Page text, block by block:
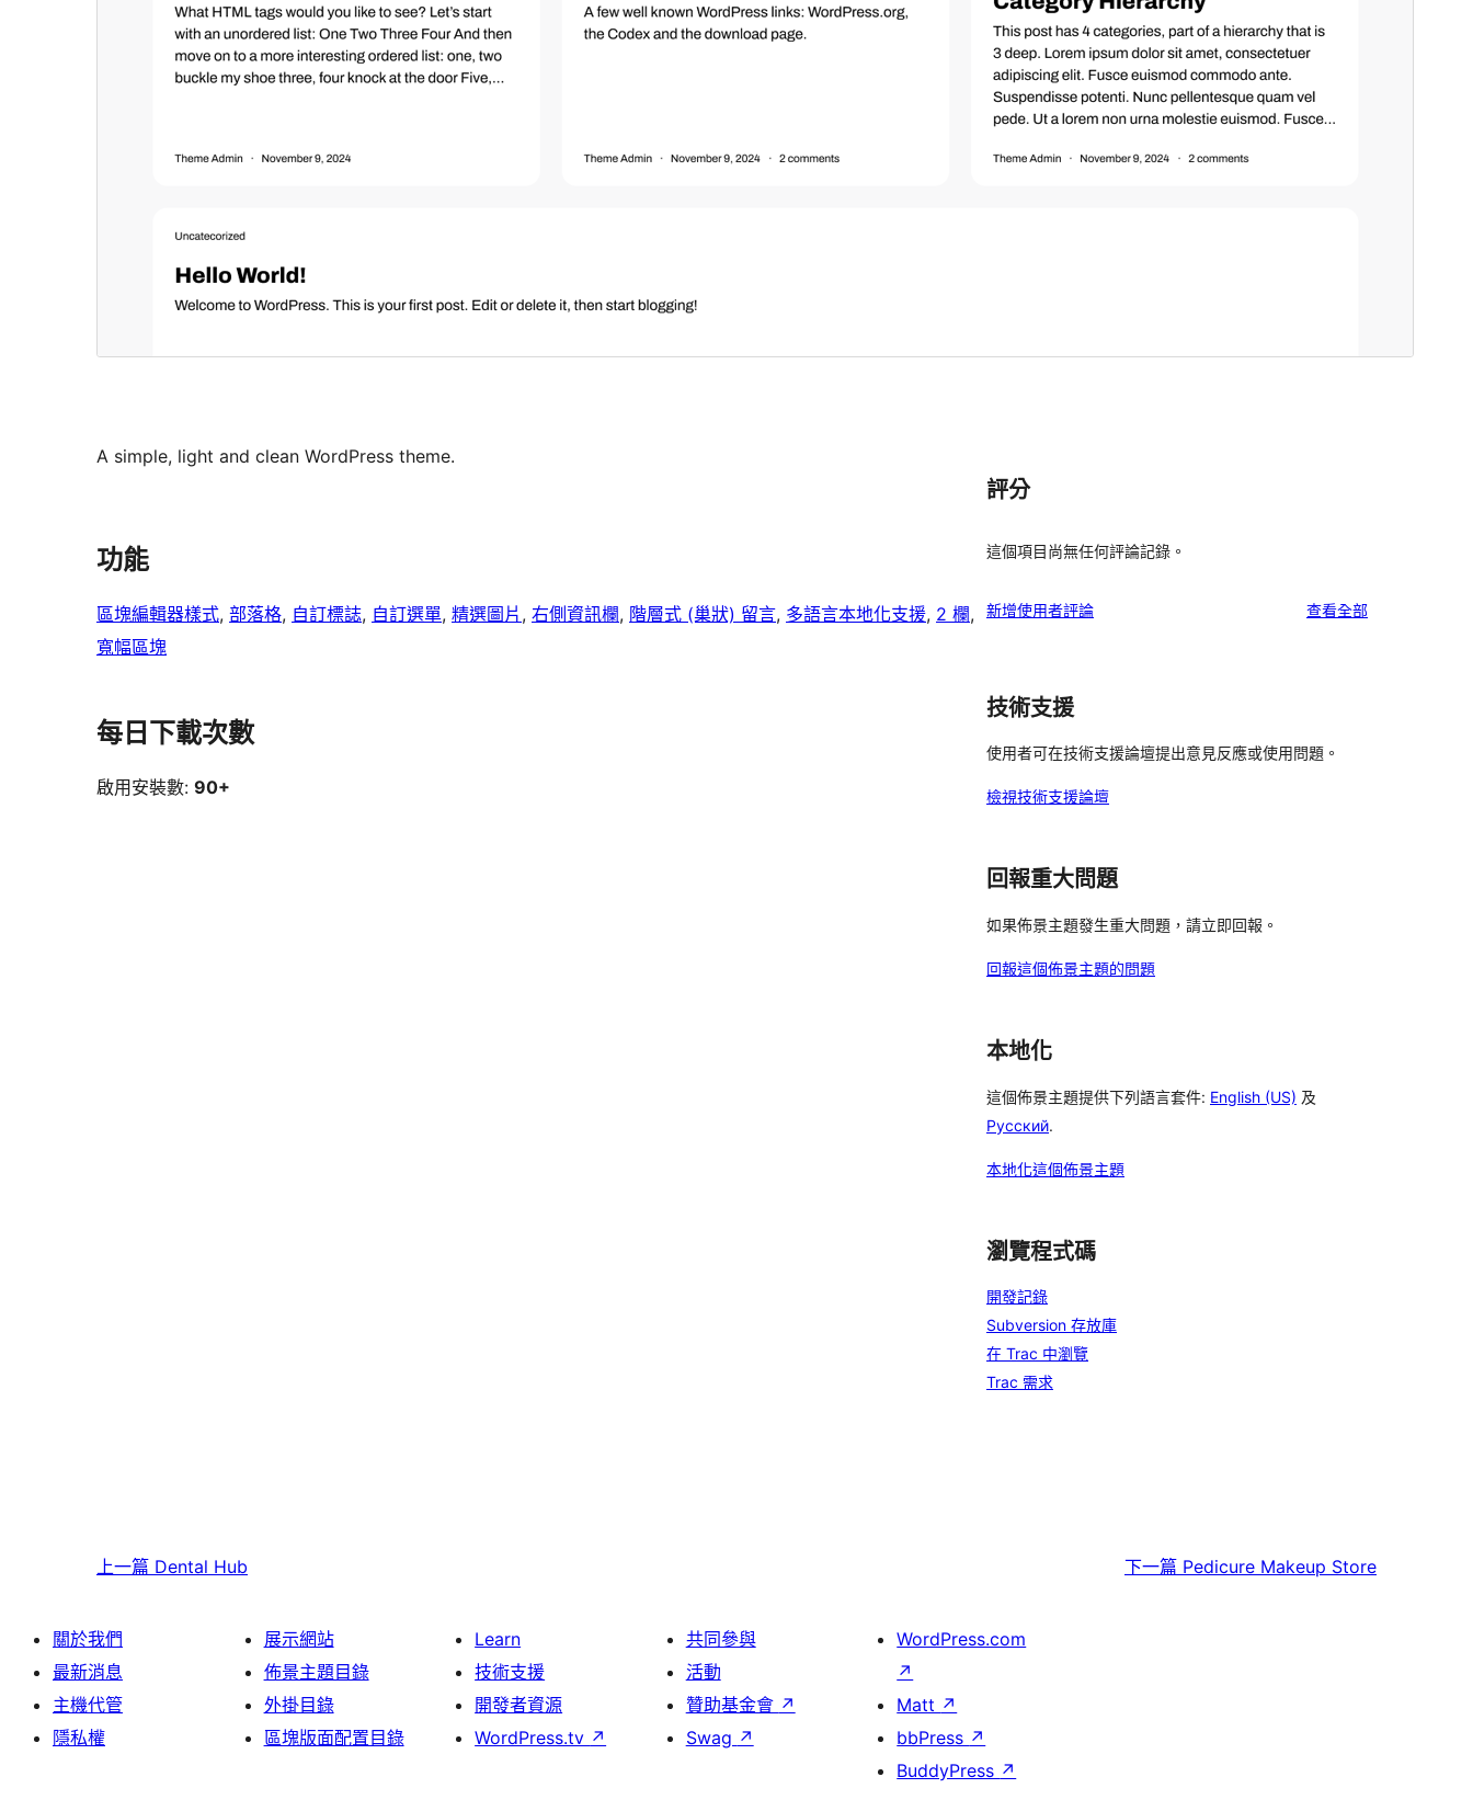
A simple, light and clean WordPress theme.
功能
區塊編輯器樣式, 部落格, 自訂標誌, 自訂選單, 精選圖片 , 右側資訊欄, 階層式 (巢狀) 留言, 多語言本地化支援, 2 欄
寬幅區塊
每日下載次數
啟用安裝數: 90+
評分
這個項目尚無任何評論記錄。
新增使用者評論 查看全部使
技術支援
使用者可在技術支援論壇提出意見反應或使用問題。
檢視技術支援論壇
回報重大問題
如果佈景主題發生重大問題，請立即回報。
回報這個佈景主題的問題
本地化
這個佈景主題提供下列語言套件: English (US) 及
Русский.
本地化這個佈景主題
瀏覽程式碼
開發記錄
Subversion 存放庫
在 Trac 中瀏覽
Trac 需求
上一篇 Dental Hub 下一篇 Pedicure Makeup Store
關於我們
最新消息
主機代管
隱私權
展示網站
佈景主題目錄
外掛目錄
區塊版面配置目錄
Learn
技術支援
開發者資源
WordPress.tv ↗
共同參與
活動
贊助基金會 ↗
Swag ↗
WordPress.com
↗
Matt ↗
bbPress ↗
BuddyPress ↗